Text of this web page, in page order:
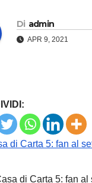
Di admin
APR 9, 2021
di Carta 5: fan al